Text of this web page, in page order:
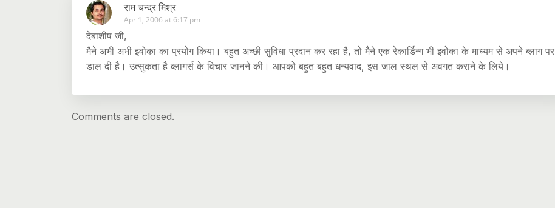
राम चन्द्र मिश्र
Apr 1, 2006 at 6:17 pm
देबाशीष जी,
मैने अभी अभी इवोका का प्रयोग किया। बहुत अच्छी सुविधा प्रदान कर रहा है, तो मैने एक रेकार्डिन्ग भी इवोका के माध्यम से अपने ब्लाग पर
डाल दी है। उत्सुकता है ब्लागर्स के विचार जानने की। आपको बहुत बहुत धन्यवाद, इस जाल स्थल से अवगत कराने के लिये।
Comments are closed.